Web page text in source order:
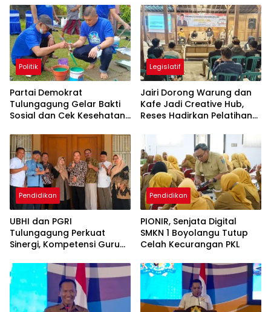
Politik
Partai Demokrat
Tulungagung Gelar Bakti
Sosial dan Cek Kesehatan
Legislatif
Jairi Dorong Warung dan
Kafe Jadi Creative Hub,
Reses Hadirkan Pelatihan
Pendidikan
UBHI dan PGRI
Tulungagung Perkuat
Sinergi, Kompetensi Guru
Pendidikan
PIONIR, Senjata Digital
SMKN 1 Boyolangu Tutup
Celah Kecurangan PKL